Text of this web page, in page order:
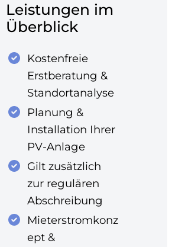
Leistungen im
Überblick
Kostenfreie
Erstberatung &
Standortanalyse
Planung &
Installation Ihrer
PV-Anlage
Gilt zusätzlich
zur regulären
Abschreibung
Mieterstromkonz
ept &